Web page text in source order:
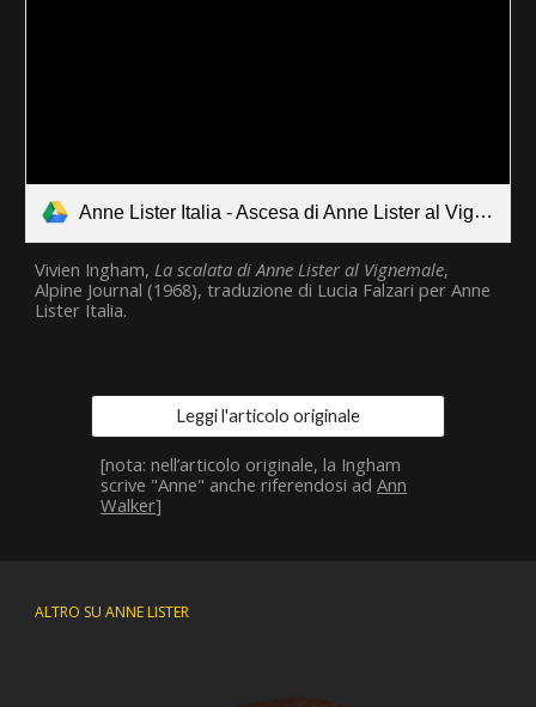
Anne Lister Italia - Ascesa di Anne Lister al Vignemale.pdf
Vivien Ingham, La scalata di Anne Lister al Vignemale,
Alpine Journal (1968), traduzione di Lucia Falzari per Anne
Lister Italia.
Leggi l'articolo originale
[nota: nell’articolo originale, la Ingham
scrive "Anne" anche riferendosi adAnn
Walker]
ALTRO SU ANNE LISTER